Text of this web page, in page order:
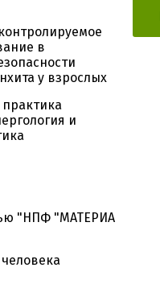
в
у взрослых
и
"НПФ "МАТЕРИА